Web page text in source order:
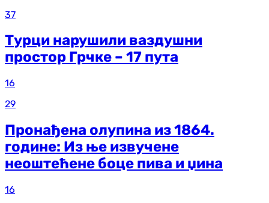
37
Турци нарушили ваздушни
простор Грчке – 17 пута
16
29
Пронађена олупина из 1864.
године: Из ње извучене
неоштећене боце пива и џина
16